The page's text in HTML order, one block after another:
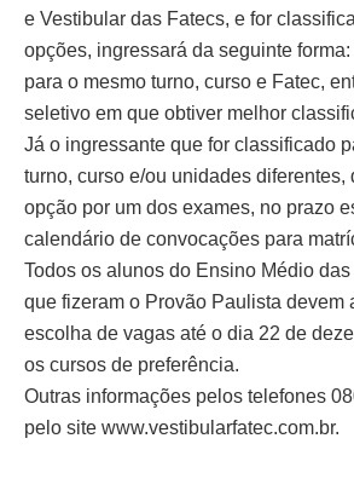
e Vestibular das Fatecs, e for
opções, ingressará da seguinte
para o mesmo turno, curso e Fatec,
seletivo em que obtiver melhor
Já o ingressante que for classificado
turno, curso e/ou unidades diferentes,
opção por um dos exames, no prazo
calendário de convocações para
Todos os alunos do Ensino Médio
que fizeram o Provão Paulista devem
escolha de vagas até o dia 22 de
os cursos de preferência.
Outras informações pelos telefones
pelo site www.vestibularfatec.com.br.